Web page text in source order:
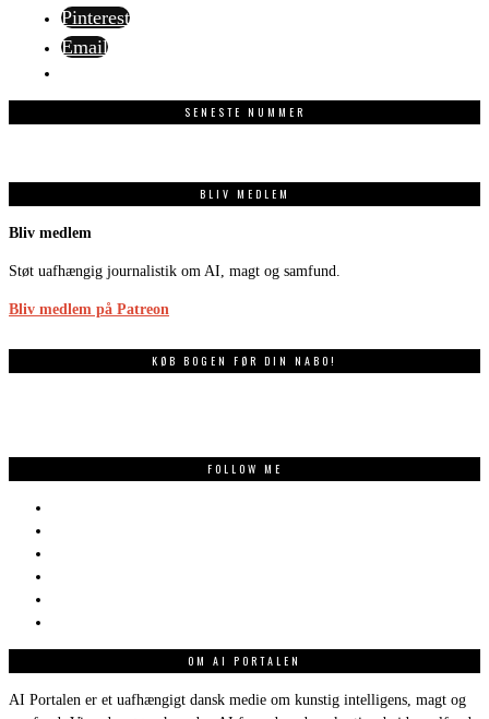
Pinterest
Email
SENESTE NUMMER
BLIV MEDLEM
Bliv medlem
Støt uafhængig journalistik om AI, magt og samfund.
Bliv medlem på Patreon
KØB BOGEN FØR DIN NABO!
FOLLOW ME
OM AI PORTALEN
AI Portalen er et uafhængigt dansk medie om kunstig intelligens, magt og